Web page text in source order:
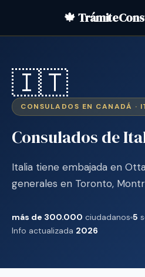
🍁
🇮🇹
CONSULADOS EN CANADÁ ·
Consulados de
Italia tiene embajada en
generales en Toronto,
más de 300.000 ciudadanos 5
Info actualizada 2026